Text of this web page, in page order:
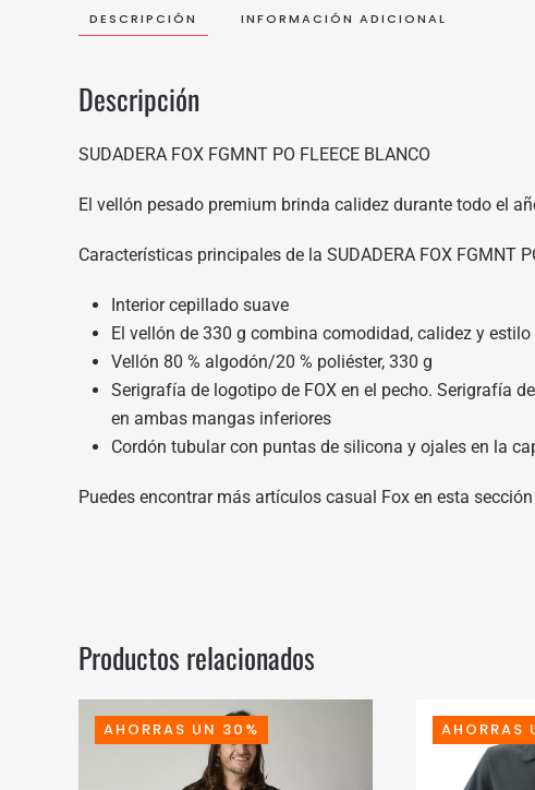
DESCRIPCIÓN INFORMACIÓN ADICIONAL
Descripción
SUDADERA FOX FGMNT PO FLEECE BLANCO
El vellón pesado premium brinda calidez durante todo el
Características principales de la SUDADERA FOX FGMNT
Interior cepillado suave
El vellón de 330 g combina comodidad, calidez y estilo
Vellón 80 % algodón/20 % poliéster, 330 g
Serigrafía de logotipo de FOX en el pecho. Serigrafía
en ambas mangas inferiores
Cordón tubular con puntas de silicona y ojales en la
Puedes encontrar más artículos casual Fox en esta
Productos relacionados
AHORRAS UN 30% AHORRAS